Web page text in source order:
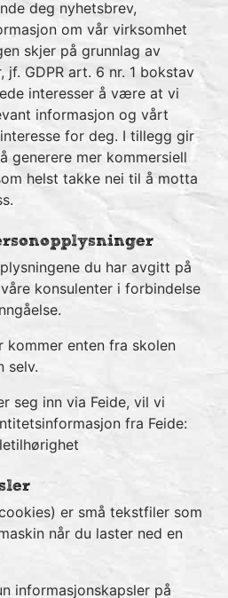
deg nyhetsbrev,
om vår virksomhet
skjer på grunnlag av
jf. GDPR art. 6 nr. 1 bokstav
interesser å være at vi
informasjon og vårt
for deg. I tillegg gir
generere mer kommersiell
helst takke nei til å motta
du har avgitt på
konsulenter i forbindelse
kommer enten fra skolen
selv.
seg inn via Feide, vil vi
fra Feide:
er små tekstfiler som
når du laster ned en
informasjonskapsler på